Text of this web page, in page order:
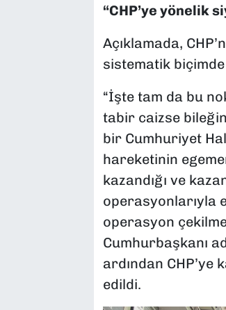
“CHP’ye yönelik
Açıklamada,
sistematik biçimde
“İşte tam da bu
tabir caizse
bir Cumhuriyet
hareketinin
kazandığı ve
operasyonlarıyla
operasyon
Cumhurbaşkanı
ardından CHP’ye
edildi.